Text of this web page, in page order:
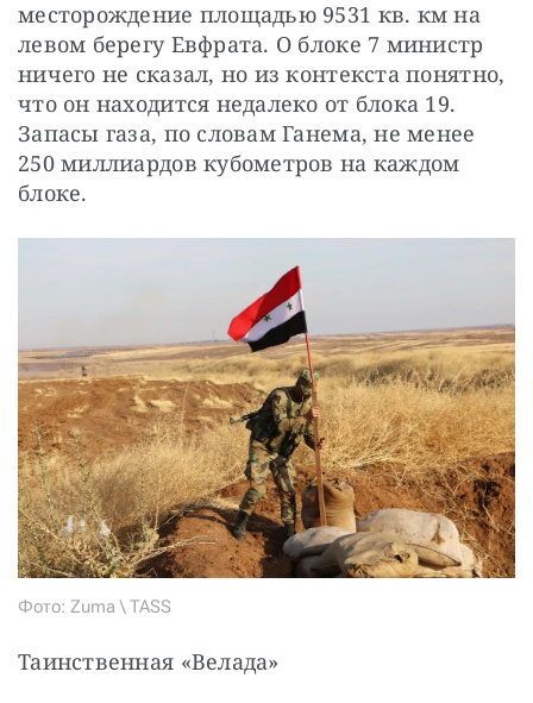
месторождение площадью 9531 кв. км на
левом берегу Евфрата. О блоке 7 министр
ничего не сказал, но из контекста понятно,
что он находится недалеко от блока 19.
Запасы газа, по словам Ганема, не менее
250 миллиардов кубометров на каждом
блоке.
Фото: Zuma \ TASS
Таинственная «Велада»